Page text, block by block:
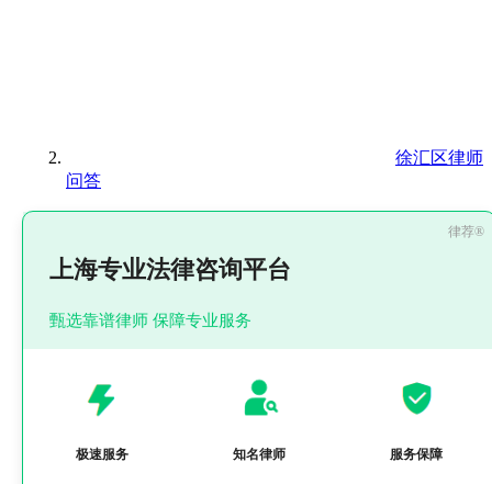
徐汇区律师
问答
上海专业法律咨询平台
甄选靠谱律师 保障专业服务
极速服务 知名律师 服务保障